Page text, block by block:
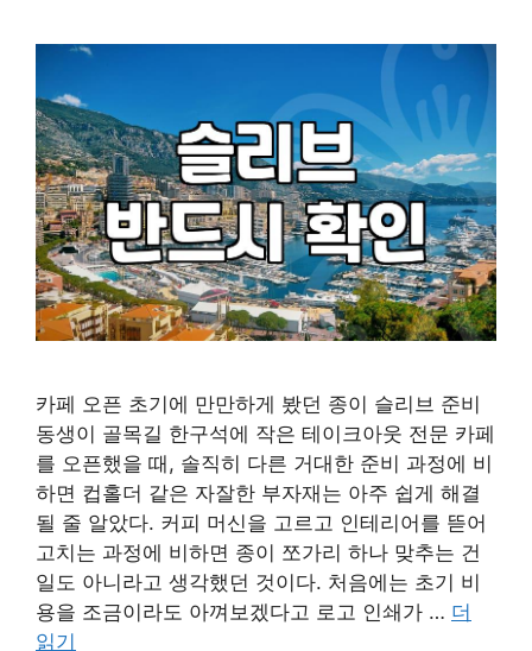
카페 오픈 초기에 만만하게 봤던 종이 슬리브 준비
동생이 골목길 한구석에 작은 테이크아웃 전문 카페
를 오픈했을 때, 솔직히 다른 거대한 준비 과정에 비
하면 컵홀더 같은 자잘한 부자재는 아주 쉽게 해결
될 줄 알았다. 커피 머신을 고르고 인테리어를 뜯어
고치는 과정에 비하면 종이 쪼가리 하나 맞추는 건
일도 아니라고 생각했던 것이다. 처음에는 초기 비
용을 조금이라도 아껴보겠다고 로고 인쇄가 … 더
읽기